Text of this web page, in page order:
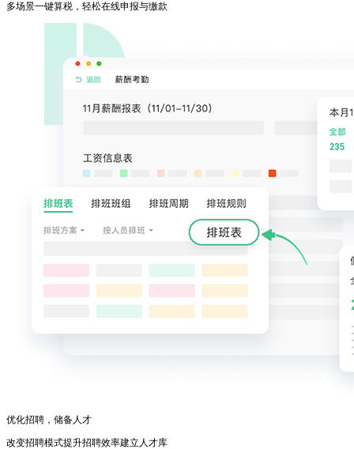
多场景一键算税，轻松在线申报与缴款
优化招聘，储备人才
改变招聘模式提升招聘效率建立人才库